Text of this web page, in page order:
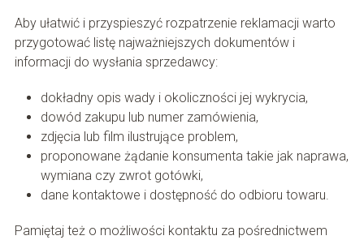
Aby ułatwić i przyspieszyć rozpatrzenie reklamacji warto
przygotować listę najważniejszych dokumentów i
informacji do wysłania sprzedawcy:
dokładny opis wady i okoliczności jej wykrycia,
dowód zakupu lub numer zamówienia,
zdjęcia lub film ilustrujące problem,
proponowane żądanie konsumenta takie jak naprawa,
wymiana czy zwrot gotówki,
dane kontaktowe i dostępność do odbioru towaru.
Pamiętaj też o możliwości kontaktu za pośrednictwem